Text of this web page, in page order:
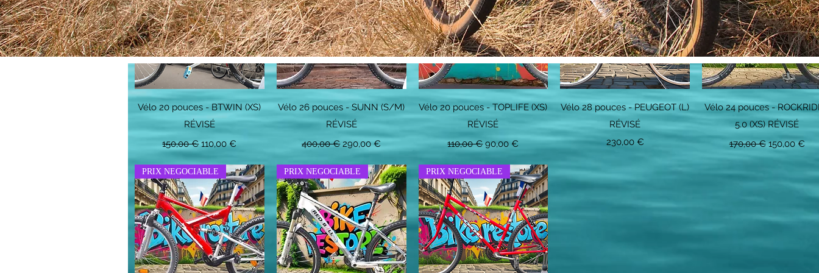
Aperçu rapide
Vélo 20 pouces - BTWIN (XS)
RÉVISÉ
Prix original
150,00 € Prix promotionnel
110,00 €
Aperçu rapide
Vélo 26 pouces - SUNN (S/M)
RÉVISÉ
Prix original
400,00 € Prix promotionnel
290,00 €
Aperçu rapide
Vélo 20 pouces - TOPLIFE (XS)
RÉVISÉ
Prix original
110,00 €Prix promotionnel
90,00 €
Aperçu rapide
Vélo 28 pouces - PEUGEOT (L)
RÉVISÉ
Prix
230,00 €
Aperçu rapide
Vélo 24 pouces -
5.0 (XS) RÉVISÉ
Prix original
170,00 €Prix
150,00 €
PRIX NEGOCIABLE PRIX NEGOCIABLE PRIX NEGOCIABLE